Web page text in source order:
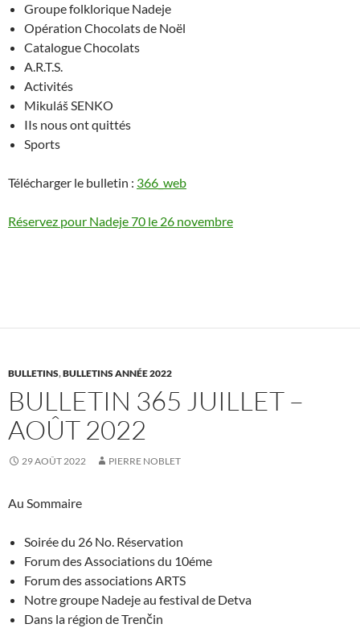
Groupe folklorique Nadeje
Opération Chocolats de Noël
Catalogue Chocolats
A.R.T.S.
Activités
Mikuláš SENKO
IIs nous ont quittés
Sports
Télécharger le bulletin : 366_web
Réservez pour Nadeje 70 le 26 novembre
BULLETINS,BULLETINS ANNÉE 2022
BULLETIN 365 JUILLET –
AOÛT 2022
29 AOÛT 2022 PIERRE NOBLET
Au Sommaire
Soirée du 26 No. Réservation
Forum des Associations du 10éme
Forum des associations ARTS
Notre groupe Nadeje au festival de Detva
Dans la région de Trenčin